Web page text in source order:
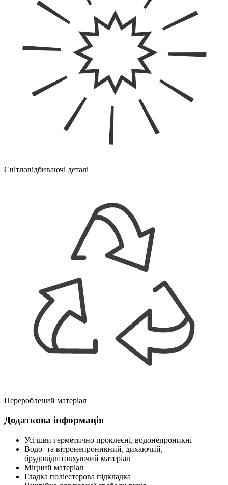
Світловідбиваючі деталі
Перероблений матеріал
Додаткова інформація
Усі шви герметично проклеєні, водонепроникні
Водо- та вітронепроникний, дихаючий,
брудовідштовхуючий матеріал
Міцний матеріал
Гладка поліестерова підкладка